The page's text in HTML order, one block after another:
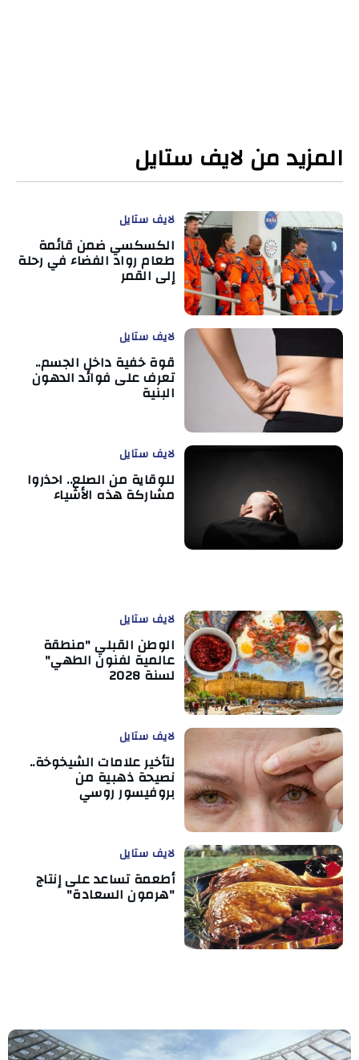
المزيد من لايف ستايل
لايف ستايل
الكسكسي ضمن قائمة
طعام رواد الفضاء في رحلة
إلى القمر
لايف ستايل
قوة خفية داخل الجسم..
تعرف على فوائد الدهون
البنية
لايف ستايل
للوقاية من الصلع.. احذروا
مشاركة هذه الأشياء
لايف ستايل
الوطن القبلي "منطقة
عالمية لفنون الطهي"
لسنة 2028
لايف ستايل
لتأخير علامات الشيخوخة..
نصيحة ذهبية من
بروفيسور روسي
لايف ستايل
أطعمة تساعد على إنتاج
"هرمون السعادة"